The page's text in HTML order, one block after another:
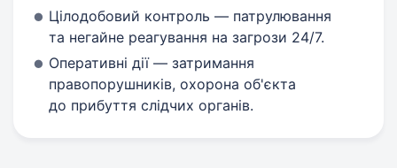
Цілодобовий контроль — патрулювання
та негайне реагування на загрози 24/7.
Оперативні дії — затримання
правопорушників, охорона об'єкта
до прибуття слідчих органів.